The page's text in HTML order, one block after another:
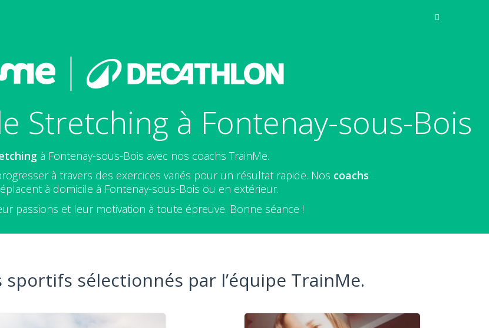
Stretching à Fontenay-sous-Bois
à Fontenay-sous-Bois avec nos coachs TrainMe.
à travers des exercices variés pour un résultat rapide. Nos coachs
à domicile à Fontenay-sous-Bois ou en extérieur.
passions et leur motivation à toute épreuve. Bonne séance !
sportifs sélectionnés par l’équipe TrainMe.